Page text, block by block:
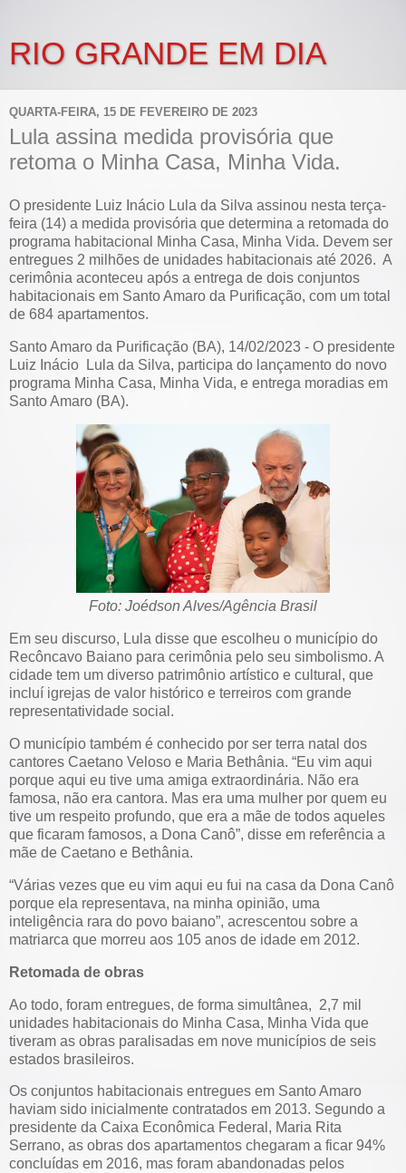
RIO GRANDE EM DIA
QUARTA-FEIRA, 15 DE FEVEREIRO DE 2023
Lula assina medida provisória que
retoma o Minha Casa, Minha Vida.
O presidente Luiz Inácio Lula da Silva assinou nesta terça-
feira (14) a medida provisória que determina a retomada do
programa habitacional Minha Casa, Minha Vida. Devem ser
entregues 2 milhões de unidades habitacionais até 2026. A
cerimônia aconteceu após a entrega de dois conjuntos
habitacionais em Santo Amaro da Purificação, com um total
de 684 apartamentos.
Santo Amaro da Purificação (BA), 14/02/2023 - O presidente
Luiz Inácio Lula da Silva, participa do lançamento do novo
programa Minha Casa, Minha Vida, e entrega moradias em
Santo Amaro (BA).
Foto: Joédson Alves/Agência Brasil
Em seu discurso, Lula disse que escolheu o município do
Recôncavo Baiano para cerimônia pelo seu simbolismo. A
cidade tem um diverso patrimônio artístico e cultural, que
incluí igrejas de valor histórico e terreiros com grande
representatividade social.
O município também é conhecido por ser terra natal dos
cantores Caetano Veloso e Maria Bethânia. “Eu vim aqui
porque aqui eu tive uma amiga extraordinária. Não era
famosa, não era cantora. Mas era uma mulher por quem eu
tive um respeito profundo, que era a mãe de todos aqueles
que ficaram famosos, a Dona Canô”, disse em referência a
mãe de Caetano e Bethânia.
“Várias vezes que eu vim aqui eu fui na casa da Dona Canô
porque ela representava, na minha opinião, uma
inteligência rara do povo baiano”, acrescentou sobre a
matriarca que morreu aos 105 anos de idade em 2012.
Retomada de obras
Ao todo, foram entregues, de forma simultânea, 2,7 mil
unidades habitacionais do Minha Casa, Minha Vida que
tiveram as obras paralisadas em nove municípios de seis
estados brasileiros.
Os conjuntos habitacionais entregues em Santo Amaro
haviam sido inicialmente contratados em 2013. Segundo a
presidente da Caixa Econômica Federal, Maria Rita
Serrano, as obras dos apartamentos chegaram a ficar 94%
concluídas em 2016, mas foram abandonadas pelos